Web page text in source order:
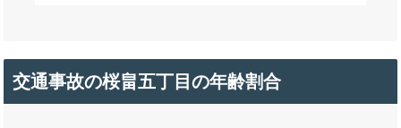
交通事故の桜畠五丁目の年齢割合